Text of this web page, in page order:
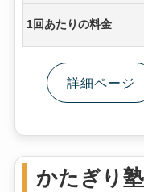
1回あたりの料金
詳細ページ
かたぎり